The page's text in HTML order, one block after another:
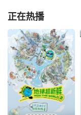
正在热播